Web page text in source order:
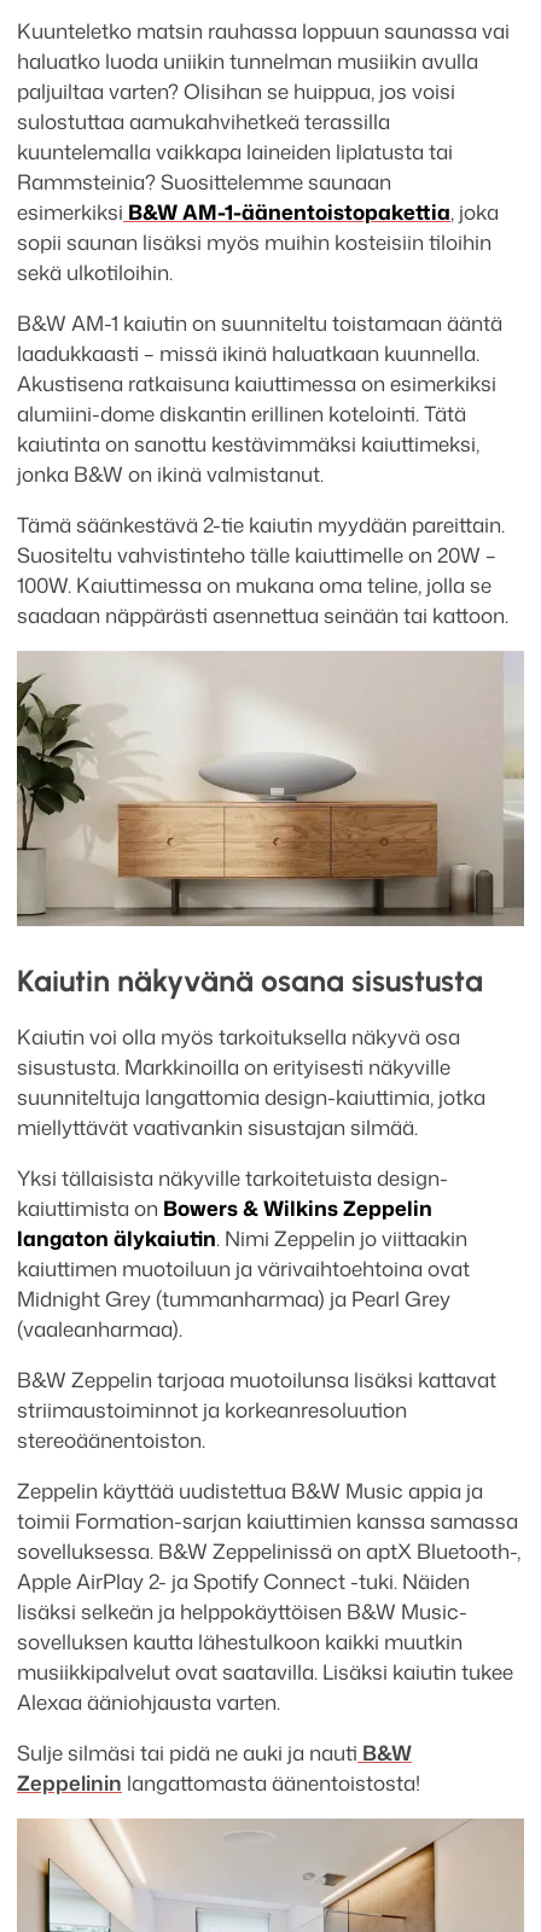
Kuunteletko matsin rauhassa loppuun saunassa vai
haluatko luoda uniikin tunnelman musiikin avulla
paljuiltaa varten? Olisihan se huippua, jos voisi
sulostuttaa aamukahvihetkeä terassilla
kuuntelemalla vaikkapa laineiden liplatusta tai
Rammsteinia? Suosittelemme saunaan
esimerkiksi B&W AM-1-äänentoistopakettia, joka
sopii saunan lisäksi myös muihin kosteisiin tiloihin
sekä ulkotiloihin.
B&W AM-1 kaiutin on suunniteltu toistamaan ääntä
laadukkaasti – missä ikinä haluatkaan kuunnella.
Akustisena ratkaisuna kaiuttimessa on esimerkiksi
alumiini-dome diskantin erillinen kotelointi. Tätä
kaiutinta on sanottu kestävimmäksi kaiuttimeksi,
jonka B&W on ikinä valmistanut.
Tämä säänkestävä 2-tie kaiutin myydään pareittain.
Suositeltu vahvistinteho tälle kaiuttimelle on 20W –
100W. Kaiuttimessa on mukana oma teline, jolla se
saadaan näppärästi asennettua seinään tai kattoon.
Kaiutin näkyvänä osana sisustusta
Kaiutin voi olla myös tarkoituksella näkyvä osa
sisustusta. Markkinoilla on erityisesti näkyville
suunniteltuja langattomia design-kaiuttimia, jotka
miellyttävät vaativankin sisustajan silmää.
Yksi tällaisista näkyville tarkoitetuista design-
kaiuttimista on Bowers & Wilkins Zeppelin
langaton älykaiutin. Nimi Zeppelin jo viittaakin
kaiuttimen muotoiluun ja värivaihtoehtoina ovat
Midnight Grey (tummanharmaa) ja Pearl Grey
(vaaleanharmaa).
B&W Zeppelin tarjoaa muotoilunsa lisäksi kattavat
striimaustoiminnot ja korkeanresoluution
stereoäänentoiston.
Zeppelin käyttää uudistettua B&W Music appia ja
toimii Formation-sarjan kaiuttimien kanssa samassa
sovelluksessa. B&W Zeppelinissä on aptX Bluetooth-,
Apple AirPlay 2- ja Spotify Connect -tuki. Näiden
lisäksi selkeän ja helppokäyttöisen B&W Music-
sovelluksen kautta lähestulkoon kaikki muutkin
musiikkipalvelut ovat saatavilla. Lisäksi kaiutin tukee
Alexaa ääniohjausta varten.
Sulje silmäsi tai pidä ne auki ja nauti B&W
Zeppelinin langattomasta äänentoistosta!